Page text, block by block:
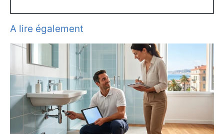
A lire également